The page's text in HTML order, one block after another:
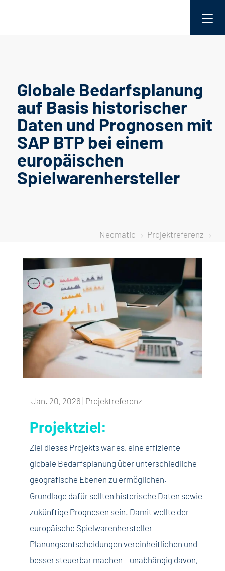
Globale Bedarfsplanung
auf Basis historischer
Daten und Prognosen mit
SAP BTP bei einem
europäischen
Spielwarenhersteller
Neomatic 5 Projektreferenz 5
Jan. 20, 2026 | Projektreferenz
Projektziel:
Ziel dieses Projekts war es, eine effiziente
globale Bedarfsplanung über unterschiedliche
geografische Ebenen zu ermöglichen.
Grundlage dafür sollten historische Daten sowie
zukünftige Prognosen sein. Damit wollte der
europäische Spielwarenhersteller
Planungsentscheidungen vereinheitlichen und
besser steuerbar machen – unabhängig davon,